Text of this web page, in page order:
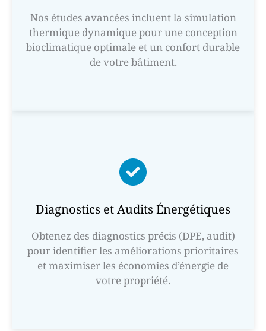
Nos études avancées incluent la simulation
thermique dynamique pour une conception
bioclimatique optimale et un confort durable
de votre bâtiment.
Diagnostics et Audits Énergétiques
Obtenez des diagnostics précis (DPE, audit)
pour identifier les améliorations prioritaires
et maximiser les économies d’énergie de
votre propriété.